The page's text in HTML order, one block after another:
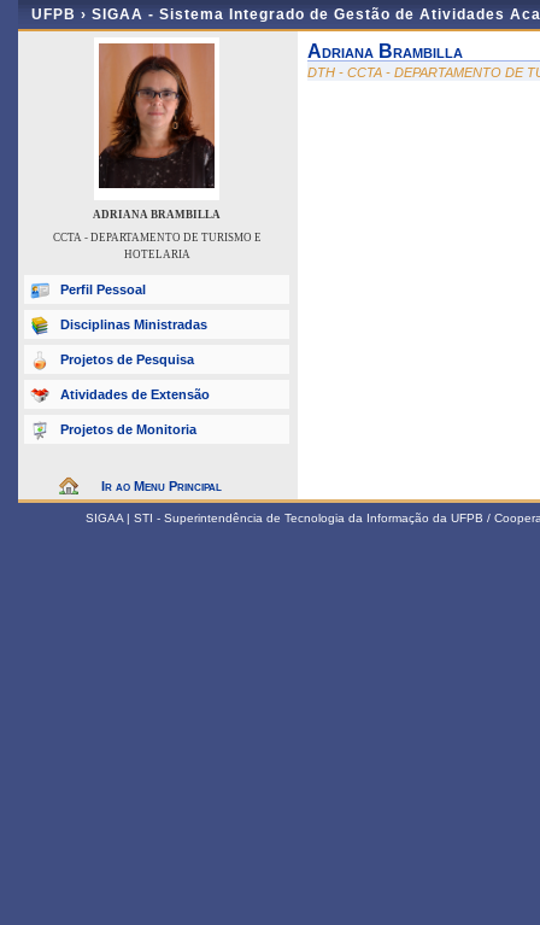
UFPB › SIGAA - Sistema Integrado de Gestão de Atividades
ADRIANA BRAMBILLA
CCTA - DEPARTAMENTO DE TURISMO E
HOTELARIA
Perfil Pessoal
Disciplinas Ministradas
Projetos de Pesquisa
Atividades de Extensão
Projetos de Monitoria
Ir ao Menu Principal
Adriana Brambilla
DTH - CCTA - DEPARTAMENTO DE
SIGAA | STI - Superintendência de Tecnologia da Informação da UFPB /